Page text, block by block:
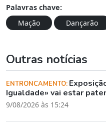
Palavras chave:
Mação
Dançarão
Outras notícias
ENTRONCAMENTO:
Igualdade» vai estar
9/08/2026 às 15:24